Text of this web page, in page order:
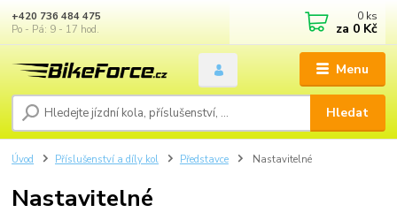
Menu
Hledat
+420 736 484 475
Po - Pá: 9 - 17 hod.
0 ks
za 0 Kč
Úvod Příslušenství a díly kol Představce Nastavitelné
Nastavitelné